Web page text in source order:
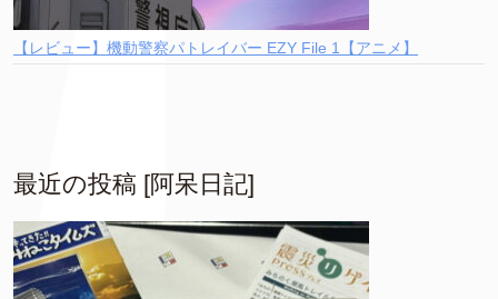
【レビュー】機動警察パトレイバー EZY File 1【アニメ】
最近の投稿 [阿呆日記]